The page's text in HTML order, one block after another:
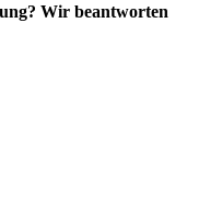
Wir beantworten